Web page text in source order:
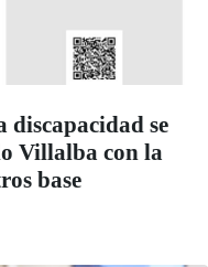
se
Villalba con la
base